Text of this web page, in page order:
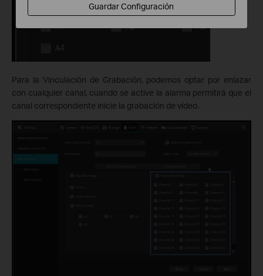
Para la Vinculación de Grabación, podemos optar por enlazar
con cualquier canal, cuando se active la alarma permitirá que el
canal correspondiente inicie la grabación de vídeo.
Guardar Configuración